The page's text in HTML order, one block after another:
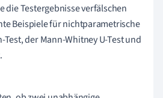
die Testergebnisse verfälschen
Beispiele für nichtparametrische
der Mann-Whitney U-Test und